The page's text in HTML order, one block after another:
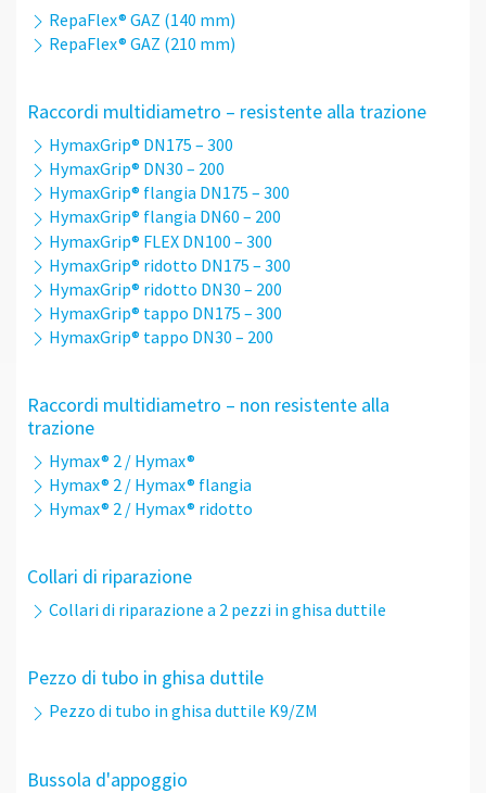
RepaFlex® GAZ (140 mm)
RepaFlex® GAZ (210 mm)
Raccordi multidiametro – resistente alla trazione
HymaxGrip® DN175 – 300
HymaxGrip® DN30 – 200
HymaxGrip® flangia DN175 – 300
HymaxGrip® flangia DN60 – 200
HymaxGrip® FLEX DN100 – 300
HymaxGrip® ridotto DN175 – 300
HymaxGrip® ridotto DN30 – 200
HymaxGrip® tappo DN175 – 300
HymaxGrip® tappo DN30 – 200
Raccordi multidiametro – non resistente alla
trazione
Hymax® 2 / Hymax®
Hymax® 2 / Hymax® flangia
Hymax® 2 / Hymax® ridotto
Collari di riparazione
Collari di riparazione a 2 pezzi in ghisa duttile
Pezzo di tubo in ghisa duttile
Pezzo di tubo in ghisa duttile K9/ZM
Bussola d'appoggio